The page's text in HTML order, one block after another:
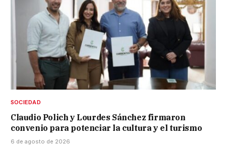
SOCIEDAD
Claudio Polich y Lourdes Sánchez firmaron
convenio para potenciar la cultura y el turismo
6 de agosto de 2026